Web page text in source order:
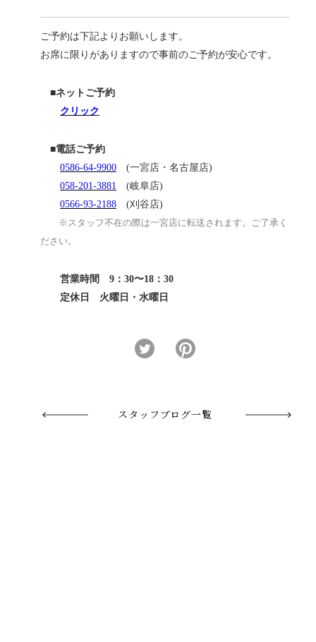
ご予約は下記よりお願いします。
お席に限りがありますので事前のご予約が安心です。
■ネットご予約
クリック
■電話ご予約
0586-64-9900 (一宮店・名古屋店)
058-201-3881 (岐阜店)
0566-93-2188 (刈谷店)
※スタッフ不在の際は一宮店に転送されます。ご了承く
ださい。
営業時間 9：30〜18：30
定休日 火曜日・水曜日
スタッフブログ一覧